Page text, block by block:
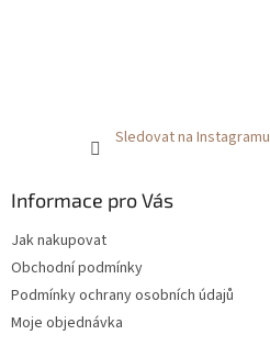
Sledovat na Instagramu
Informace pro Vás
Jak nakupovat
Obchodní podmínky
Podmínky ochrany osobních údajů
Moje objednávka